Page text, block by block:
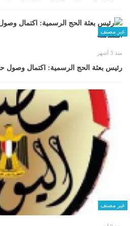
غير مصنف
منذ 3 أشهر
رئيس بعثة الحج الرسمية: اكتمال وصول
غير مصنف